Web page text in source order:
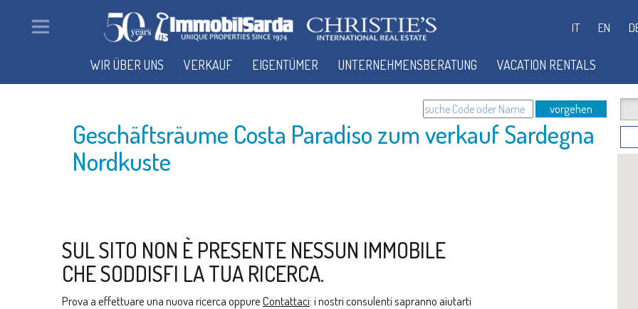
vorgehen
Geschäftsräume Costa Paradiso zum verkauf Sardegna
Nordkuste
SUL SITO NON È PRESENTE NESSUN IMMOBILE
CHE SODDISFI LA TUA RICERCA.
Prova a effettuare una nuova ricerca oppureContattaci: i nostri consulenti sapranno aiutarti
EN
IT
WIR ÜBER UNS VERKAUF EIGENTÜMER UNTERNEHMENSBERATUNG VACATION RENTALS